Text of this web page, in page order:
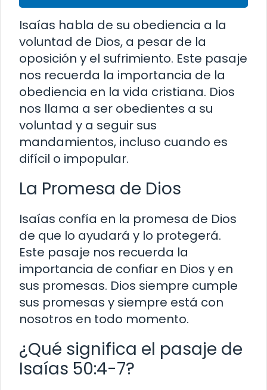
Isaías habla de su obediencia a la
voluntad de Dios, a pesar de la
oposición y el sufrimiento. Este pasaje
nos recuerda la importancia de la
obediencia en la vida cristiana. Dios
nos llama a ser obedientes a su
voluntad y a seguir sus
mandamientos, incluso cuando es
difícil o impopular.
La Promesa de Dios
Isaías confía en la promesa de Dios
de que lo ayudará y lo protegerá.
Este pasaje nos recuerda la
importancia de confiar en Dios y en
sus promesas. Dios siempre cumple
sus promesas y siempre está con
nosotros en todo momento.
¿Qué significa el pasaje de
Isaías 50:4-7?